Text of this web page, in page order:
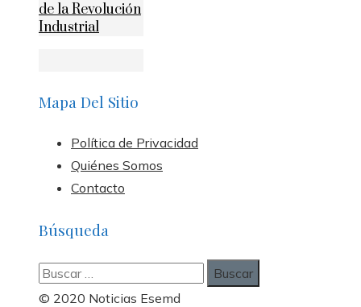
de la Revolución
Industrial
Mapa Del Sitio
Política de Privacidad
Quiénes Somos
Contacto
Búsqueda
Buscar:
© 2020 Noticias Esemd